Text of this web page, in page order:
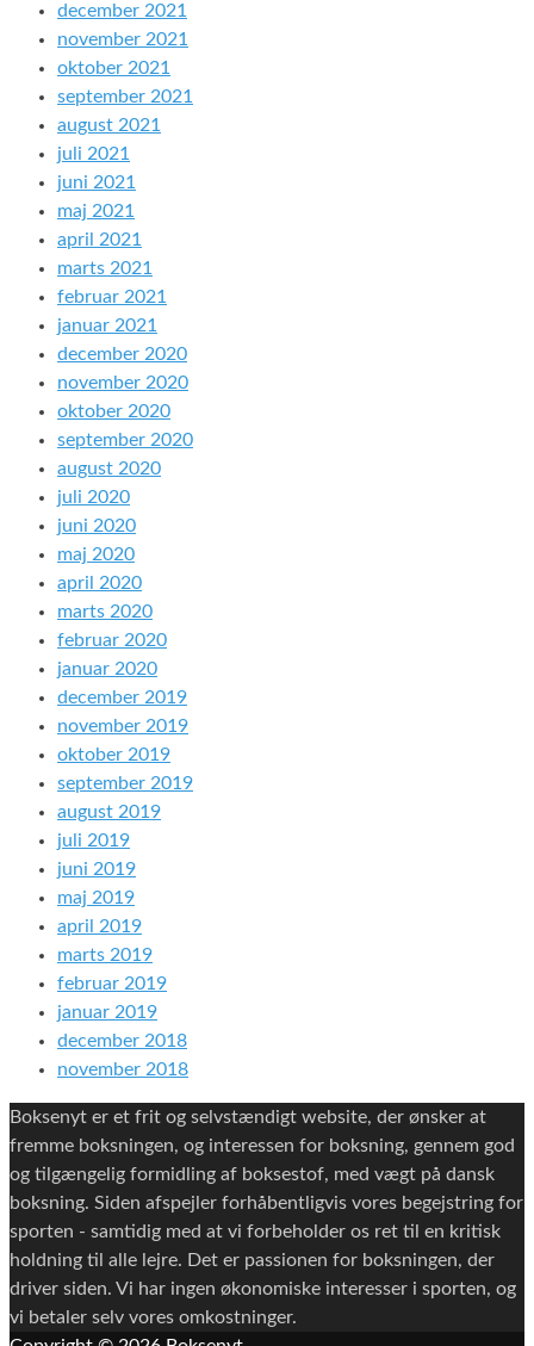
december 2021
november 2021
oktober 2021
september 2021
august 2021
juli 2021
juni 2021
maj 2021
april 2021
marts 2021
februar 2021
januar 2021
december 2020
november 2020
oktober 2020
september 2020
august 2020
juli 2020
juni 2020
maj 2020
april 2020
marts 2020
februar 2020
januar 2020
december 2019
november 2019
oktober 2019
september 2019
august 2019
juli 2019
juni 2019
maj 2019
april 2019
marts 2019
februar 2019
januar 2019
december 2018
november 2018
Boksenyt er et frit og selvstændigt website, der ønsker at
fremme boksningen, og interessen for boksning, gennem god
og tilgængelig formidling af boksestof, med vægt på dansk
boksning. Siden afspejler forhåbentligvis vores begejstring for
sporten - samtidig med at vi forbeholder os ret til en kritisk
holdning til alle lejre. Det er passionen for boksningen, der
driver siden. Vi har ingen økonomiske interesser i sporten, og
vi betaler selv vores omkostninger.